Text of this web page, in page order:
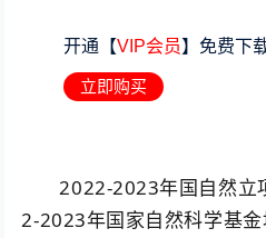
开通【VIP会员】免费下
立即购买
2022-2023年国自然立
2-2023年国家自然科学基